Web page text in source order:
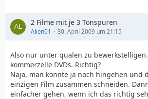
2 Filme mit je 3 Tonspuren
Alien01 30. April 2009 um 21:15
Also nur unter qualen zu
kommerzelle DVDs. Richtig?
Naja, man könnte ja noch hingehen und
einzigen Film zusammen schneiden.
einfacher gehen, wenn ich das richtig